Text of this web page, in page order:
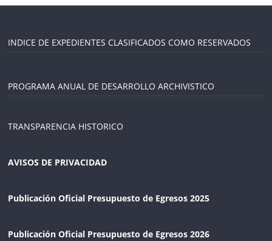
INDICE DE EXPEDIENTES CLASIFICADOS COMO RESERVADOS
PROGRAMA ANUAL DE DESARROLLO ARCHIVISTICO
TRANSPARENCIA HISTORICO
AVISOS DE PRIVACIDAD
Publicación Oficial Presupuesto de Egresos 2025
Publicación Oficial Presupuesto de Egresos 2026